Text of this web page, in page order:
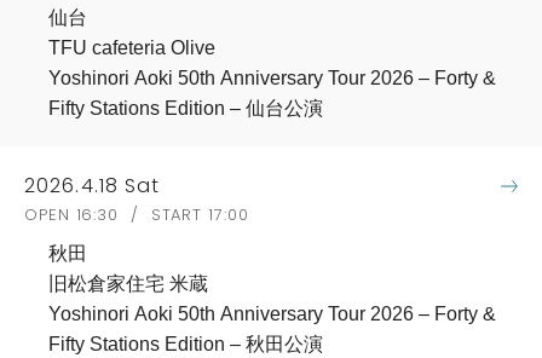
仙台
TFU cafeteria Olive
Yoshinori Aoki 50th Anniversary Tour 2026 – Forty &
Fifty Stations Edition – 仙台公演
2026.4.18 Sat
OPEN 16:30 / START 17:00
秋田
旧松倉家住宅 米蔵
Yoshinori Aoki 50th Anniversary Tour 2026 – Forty &
Fifty Stations Edition – 秋田公演